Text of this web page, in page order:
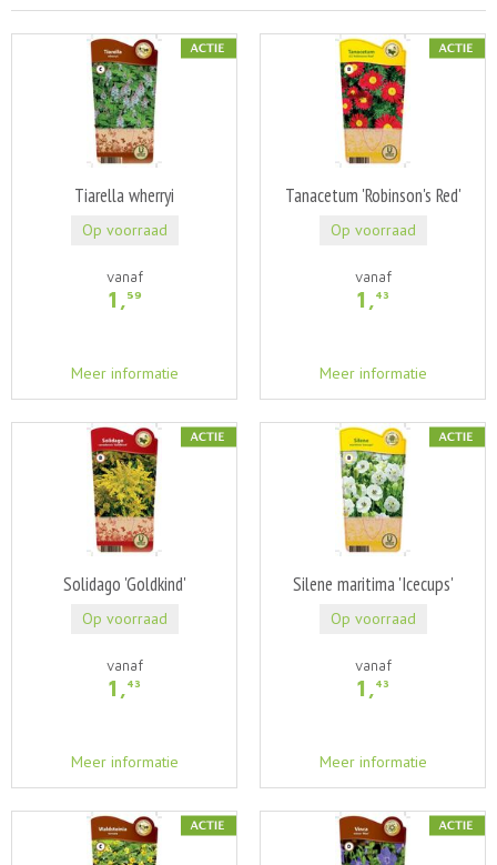
Tiarella wherryi
vanaf
1 ,59
Meer informatie
Op voorraad
Tanacetum 'Robinson's Red'
vanaf
1 ,43
Meer informatie
Op voorraad
Solidago 'Goldkind'
vanaf
1 ,43
Meer informatie
Op voorraad
Silene maritima 'Icecups'
vanaf
1 ,43
Meer informatie
Op voorraad